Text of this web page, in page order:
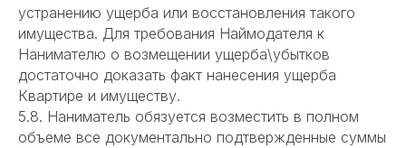
устранению ущерба или восстановления такого
имущества. Для требования Наймодателя к
Нанимателю о возмещении ущерба\убытков
достаточно доказать факт нанесения ущерба
Квартире и имуществу.
5.8. Наниматель обязуется возместить в полном
объеме все документально подтвержденные суммы